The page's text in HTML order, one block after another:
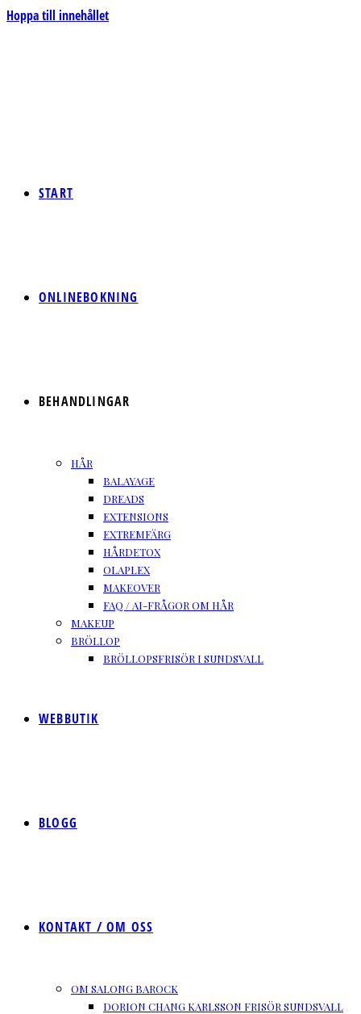
Hoppa till innehållet
START
ONLINEBOKNING
BEHANDLINGAR
HÅR
BALAYAGE
DREADS
EXTENSIONS
EXTREMFÄRG
HÅRDETOX
OLAPLEX
MAKEOVER
FAQ / AI-FRÅGOR OM HÅR
MAKEUP
BRÖLLOP
BRÖLLOPSFRISÖR I SUNDSVALL
WEBBUTIK
BLOGG
KONTAKT / OM OSS
OM SALONG BAROCK
DORION CHANG KARLSSON FRISÖR SUNDSVALL